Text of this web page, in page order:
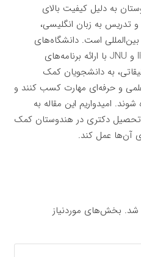
به دلیل کیفیت بالای
تدریس به زبان انگلیسی،
است. دانشگاه‌های
معتبر هندوستان مانند IITها، IISc و JNU با ارائه برنامه‌های
به دانشجویان کمک
و حرفه‌ای مهارت کسب کنند و
شوند. امیدواریم این مقاله به
تحصیل دکتری در هندوستان کمک
آن‌ها عمل کند.
شد. بخش‌های موردنیاز